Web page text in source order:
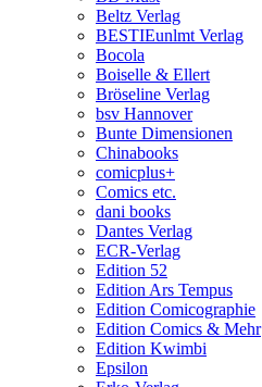
Beltz Verlag
BESTIEunlmt Verlag
Bocola
Boiselle & Ellert
Bröseline Verlag
bsv Hannover
Bunte Dimensionen
Chinabooks
comicplus+
Comics etc.
dani books
Dantes Verlag
ECR-Verlag
Edition 52
Edition Ars Tempus
Edition Comicographie
Edition Comics & Mehr
Edition Kwimbi
Epsilon